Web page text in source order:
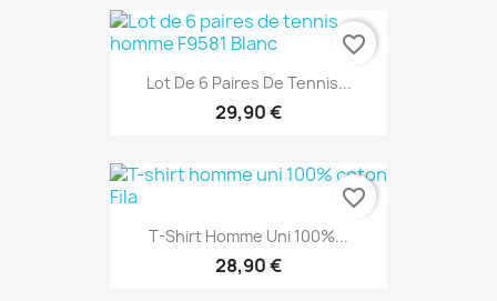
Lot De 6 Paires De Tennis...
29,90 €
favorite_border
T-Shirt Homme Uni 100%...
28,90 €
favorite_border